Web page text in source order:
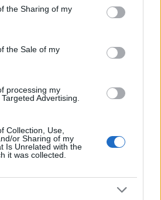
usage behaviour. You may click to
Google and its third-party tags to
specified purposes in below Google
the Sharing of my
the Sale of my
processing my
Advertising.
Collection, Use,
or Sharing of my
Is Unrelated with the
it was collected.
lép! A legszebb hadsereg is a